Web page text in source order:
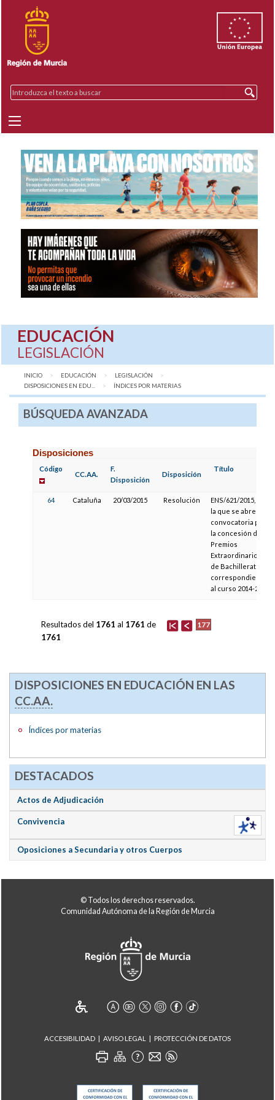
EDUCACIÓN
LEGISLACIÓN
INICIO EDUCACIÓN
LEGISLACIÓN
DISPOSICIONES EN EDU...
AQUÍ:
ÍNDICES POR MATERIAS
BÚSQUEDA AVANZADA
Disposiciones
Código
CC.AA.
F.
Disposición
Disposición
Título
64 Cataluña 20/03/2015 Resolución
ENS/621/2015, por
la que se abre la
convocatoria para
la concesión de
Premios
Extraordinarios
de Bachillerato
correspondientes
al curso 2014-2015
177
Resultados del 1761 al 1761 de
1761
DISPOSICIONES EN EDUCACIÓN EN LAS
CC.AA.
Índices por materias
DESTACADOS
Actos de Adjudicación
Convivencia
Oposiciones a Secundaria y otros Cuerpos
© Todos los derechos reservados.
Comunidad Autónoma de la Región de Murcia
ACCESIBILIDAD AVISO LEGAL PROTECCIÓN DE DATOS